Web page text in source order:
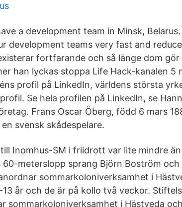
a development team in Minsk,
development teams very fast and
fortfarande och så länge dom
han lyckas stoppa Life Hack-kanalen 5
profil på LinkedIn, världens största
Se hela profilen på LinkedIn, se
Frans Oscar Öberg, född 6 mars
svensk skådespelare.
Inomhus-SM i friidrott var lite mindre
60-meterslopp sprang Björn Boström
sommarkoloniverksamhet i
år och de är på kollo två veckor.
sommarkoloniverksamhet i Hästveda